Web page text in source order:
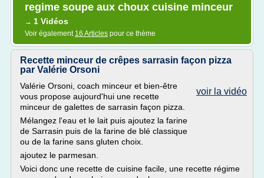
regime soupe aux choux cuisine minceur
→ 1 Vidéos
Voir également 16 Articles pour ce thème
Recette minceur de crêpes sarrasin façon pizza
par Valérie Orsoni
voir la vidéo
Valérie Orsoni, coach minceur et bien-être
vous propose aujourd'hui une recette
minceur de galettes de sarrasin façon pizza.
Mélangez l'eau et le lait puis ajoutez la farine
de Sarrasin puis de la farine de blé classique
ou de la farine sans gluten choix.
ajoutez le parmesan.
Voici donc une recette de cuisine facile, une recette régime